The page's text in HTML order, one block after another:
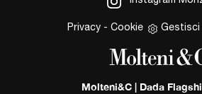
Privacy - Cookie Gestisci
Molteni&C | Dada